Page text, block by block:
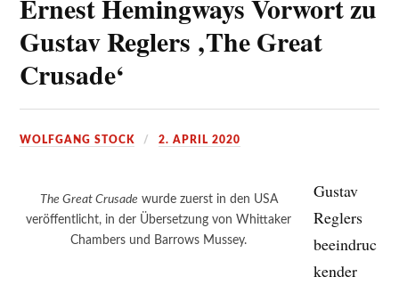
Ernest Hemingways Vorwort zu
Gustav Reglers ‚The Great
Crusade‘
WOLFGANG STOCK 2. APRIL 2020
The Great Crusade wurde zuerst in den USA
veröffentlicht, in der Übersetzung von Whittaker
Chambers und Barrows Mussey.
Gustav
Reglers
beeindruc
kender